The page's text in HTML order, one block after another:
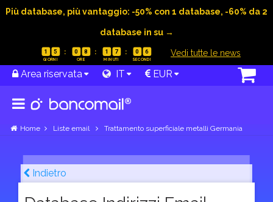
Più database, più vantaggio: -50% con 1 database, -60% da 2
database in su →
1 5 0 8 1 7 0 5 Vedi tutte le news
Area riservata IT EUR
Home Liste email Trattamento superficiale metalli Germania
Indietro